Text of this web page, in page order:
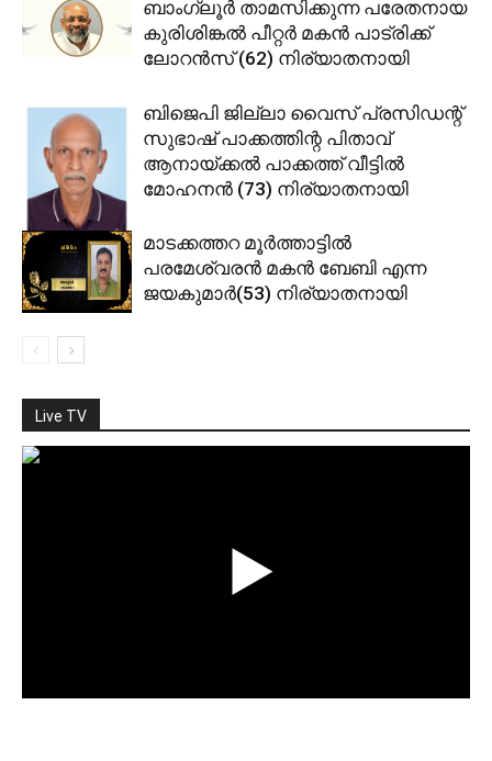
ബാംഗ്ലൂര്‍ താമസിക്കുന്ന പരേതനായ
കുരിശിങ്കല്‍ പീറ്റര്‍ മകന്‍ പാട്രിക്ക്
ലോറന്‍സ് (62) നിര്യാതനായി
ബിജെപി ജില്ലാ വൈസ് പ്രസിഡന്റ്
സുഭാഷ് പാക്കത്തിന്റ പിതാവ്
ആനായ്ക്കല്‍ പാക്കത്ത് വീട്ടില്‍
മോഹനന്‍ (73) നിര്യാതനായി
മാടക്കത്തറ മൂര്‍ത്താട്ടില്‍
പരമേശ്വരന്‍ മകന്‍ ബേബി എന്ന
ജയകുമാര്‍(53) നിര്യാതനായി
Live TV